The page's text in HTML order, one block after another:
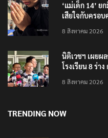
‘แม่เด็ก 14’
เสียใจกับครอบ
8 สิงหาคม 2026
นิติเวชฯ เผยผ
โรงเรียน 8 ร่
8 สิงหาคม 2026
TRENDING NOW